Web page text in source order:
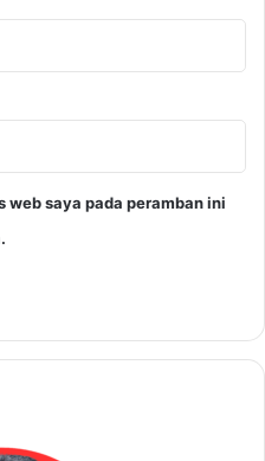
web saya pada peramban ini